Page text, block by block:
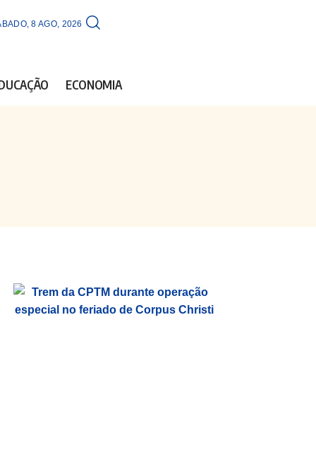
8 AGO, 2026
ECONOMIA